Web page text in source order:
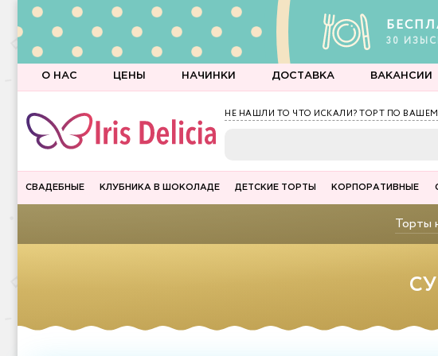
30
О НАС ЦЕНЫ НАЧИНКИ ДОСТАВКА ВАКАНСИИ
НЕ НАШЛИ ТО ЧТО ИСКАЛИ? ТОРТ ПО
СВАДЕБНЫЕ КЛУБНИКА В ШОКОЛАДЕ ДЕТСКИЕ ТОРТЫ КОРПОРАТИВНЫЕ
Торты